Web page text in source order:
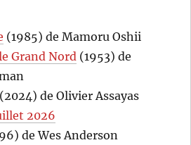
(1985) de Mamoru Oshii
Grand Nord (1953) de
(2024) de Olivier Assayas
2026
de Wes Anderson